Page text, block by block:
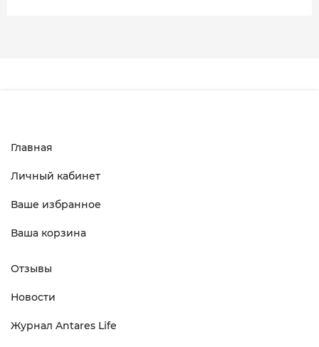
Главная
Личный кабинет
Ваше избранное
Ваша корзина
Отзывы
Новости
Журнал Antares Life